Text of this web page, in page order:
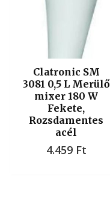
Clatronic SM
3081 0,5 L Merülő
mixer 180 W
Fekete,
Rozsdamentes
acél
4.459 Ft